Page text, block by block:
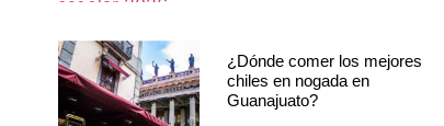
¿Dónde comer los mejores
chiles en nogada en
Guanajuato?